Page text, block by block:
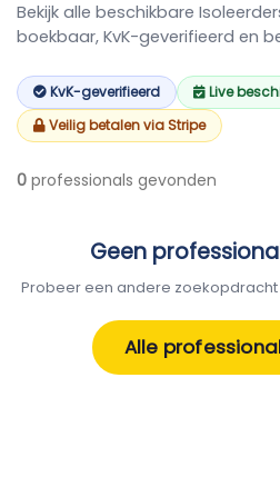
Bekijk alle beschikbare
boekbaar, KvK-geverifieerd en
KvK-geverifieerd
Live
Veilig betalen via Stripe
0 professionals gevonden
Geen
Probeer een andere
Alle